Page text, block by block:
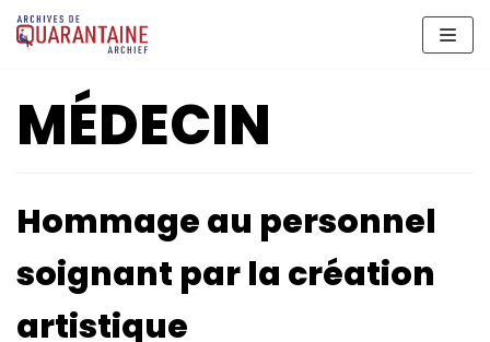
Aller
au
MÉDECIN
Hommage au personnel
soignant par la création
artistique